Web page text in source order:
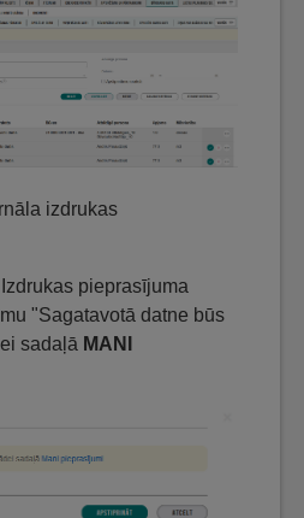
izdrukas
pieprasījuma
"Sagatavotā datne būs
sadaļā MANI